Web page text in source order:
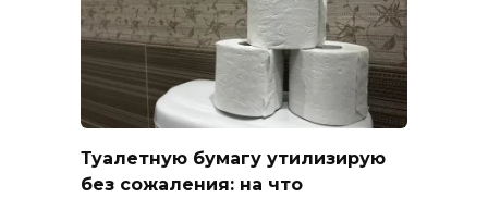
Туалетную бумагу утилизирую
без сожаления: на что